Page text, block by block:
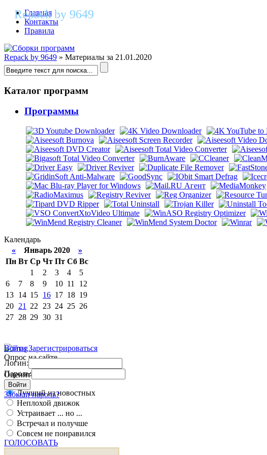
Repack by 9649
Главная
Контакты
Правила
Repack by 9649 » Материалы за 21.01.2020
Каталог программ
Программы
Календарь
« Январь 2020 »
Пн Вт Ср Чт Пт Сб Вс
1
2 3 4
5
6
7 8 9 10 11
12
13 14 15 16 17 18 19
20 21 22 23 24 25 26
27 28 29 30 31
Войти Зарегистрироваться
Логин:
Пароль:
Войти
Забыли пароль?
Опрос на сайте
Оцените работу движка
Лучший из новостных
Неплохой движок
Устраивает ... но ...
Встречал и получше
Совсем не понравился
ГОЛОСОВАТЬ